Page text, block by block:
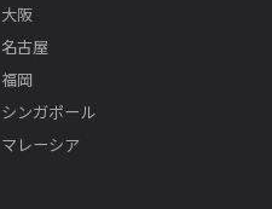
大阪
名古屋
福岡
シンガポール
マレーシア